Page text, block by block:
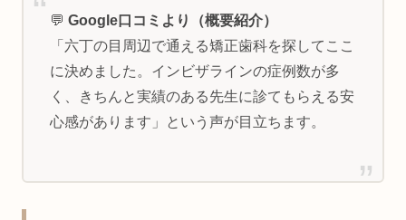
💬 Google口コミより（概要紹介）
「六丁の目周辺で通える矯正歯科を探してここ
に決めました。インビザラインの症例数が多
く、きちんと実績のある先生に診てもらえる安
心感があります」という声が目立ちます。